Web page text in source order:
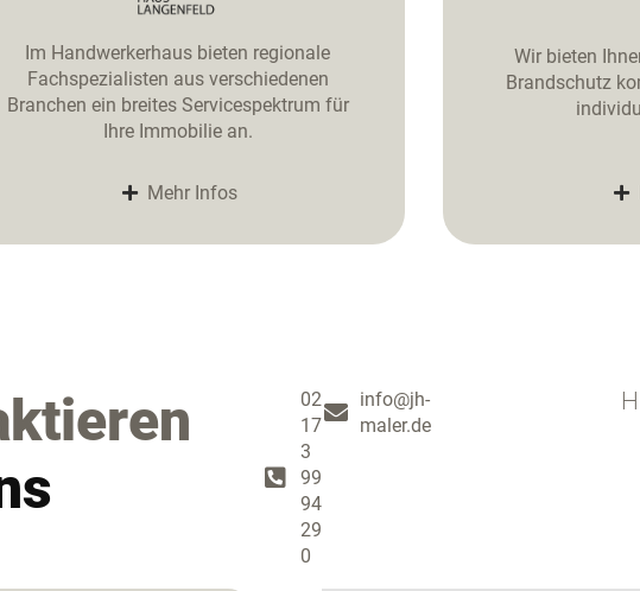
Im Handwerkerhaus bieten regionale
Fachspezialisten aus verschiedenen
Branchen ein breites Servicespektrum für
Ihre Immobilie an.
Mehr Infos
Wir bieten
Brandschutz
02
17
3
99
94
29
0
info@jh-
maler.de